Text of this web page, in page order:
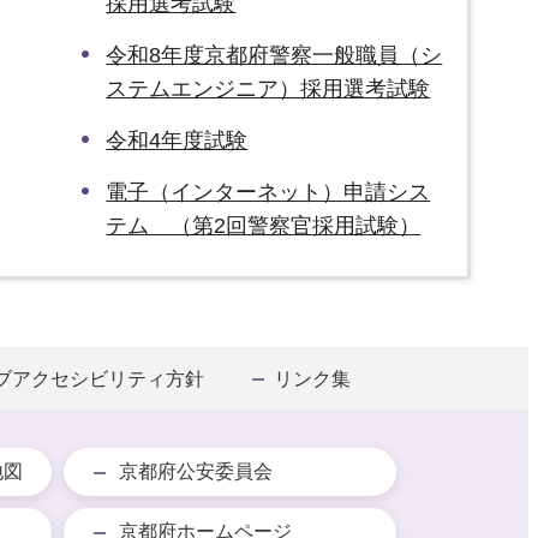
令和8年度京都府警察一般職員（シ
ステムエンジニア）採用選考試験
令和4年度試験
電子（インターネット）申請シス
テム （第2回警察官採用試験）
アクセシビリティ方針 リンク集
京都府公安委員会
京都府ホームページ